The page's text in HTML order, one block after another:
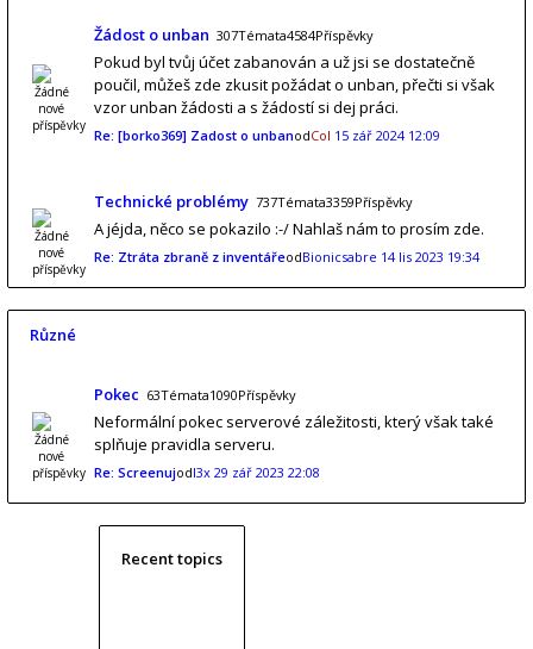
Žádost o unban 307Témata4584Příspěvky
Pokud byl tvůj účet zabanován a už jsi se dostatečně
poučil, můžeš zde zkusit požádat o unban, přečti si však
vzor unban žádosti a s žádostí si dej práci.
Re: [borko369] Zadost o unbanodCol 15 zář 2024 12:09
Technické problémy 737Témata3359Příspěvky
A jéjda, něco se pokazilo :-/ Nahlaš nám to prosím zde.
Re: Ztráta zbraně z inventářeodBionicsabre 14 lis 2023 19:34
Různé
Pokec 63Témata1090Příspěvky
Neformální pokec serverové záležitosti, který však také
splňuje pravidla serveru.
Re: Screenujodl3x 29 zář 2023 22:08
Recent topics